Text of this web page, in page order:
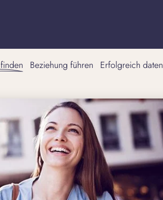
Beziehung führen Erfolgreich daten